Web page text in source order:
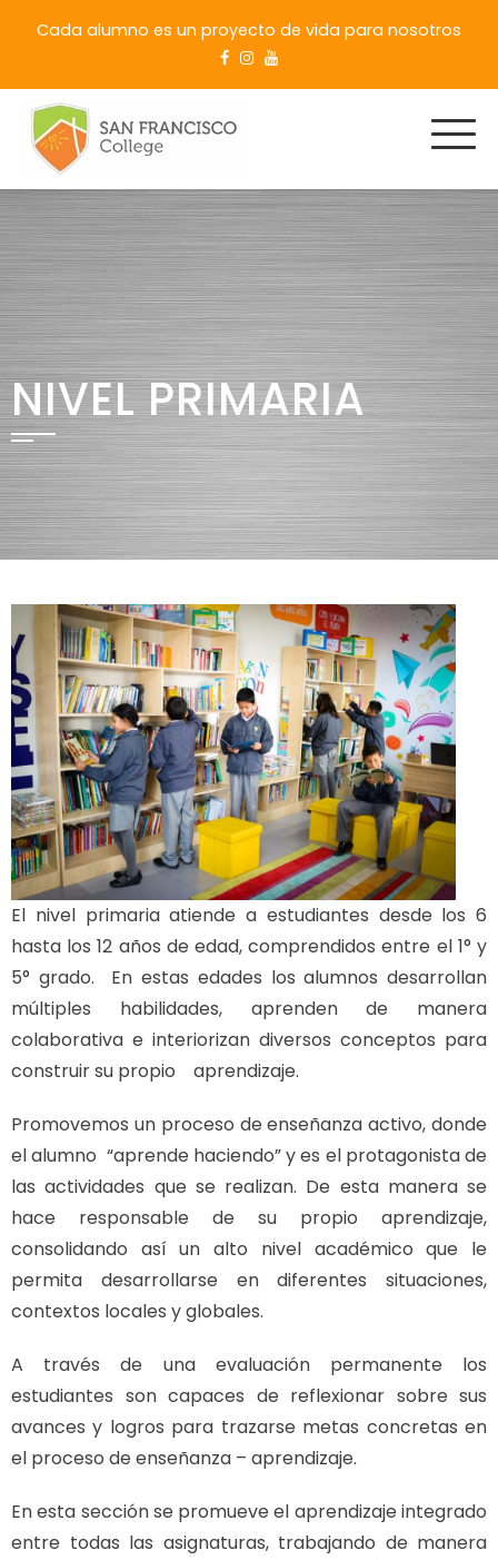
Cada alumno es un proyecto de vida para nosotros
NIVEL PRIMARIA
El nivel primaria atiende a estudiantes desde los 6
hasta los 12 años de edad, comprendidos entre el 1° y
5° grado. En estas edades los alumnos desarrollan
múltiples habilidades, aprenden de manera
colaborativa e interiorizan diversos conceptos para
construir su propio aprendizaje.
Promovemos un proceso de enseñanza activo, donde
el alumno “aprende haciendo” y es el protagonista de
las actividades que se realizan. De esta manera se
hace responsable de su propio aprendizaje,
consolidando así un alto nivel académico que le
permita desarrollarse en diferentes situaciones,
contextos locales y globales.
A través de una evaluación permanente los
estudiantes son capaces de reflexionar sobre sus
avances y logros para trazarse metas concretas en
el proceso de enseñanza – aprendizaje.
En esta sección se promueve el aprendizaje integrado
entre todas las asignaturas, trabajando de manera